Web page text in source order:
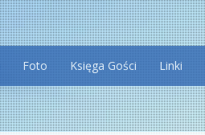
Foto Księga Gości Linki